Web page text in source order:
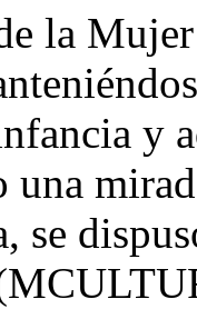
la
y
una
se